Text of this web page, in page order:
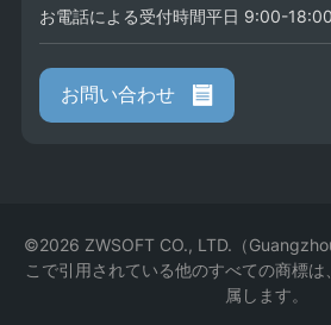
お電話による受付時間平日 9:00-
お問い合わせ
©2026 ZWSOFT CO., LTD.（
こで引用されている他のすべての商標
属します。